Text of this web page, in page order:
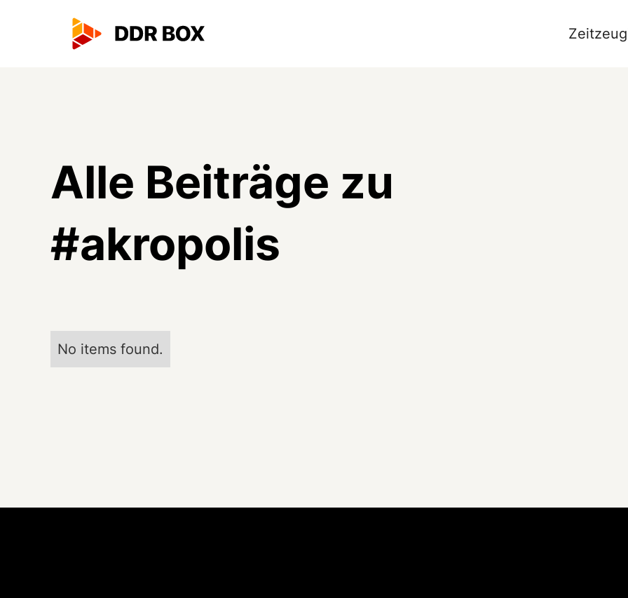
Alle Beiträge zu
#akropolis
No items found.